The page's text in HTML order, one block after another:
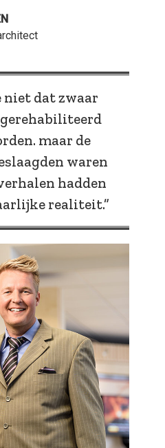
niet dat zwaar
maar de
waren
hadden
realiteit.”